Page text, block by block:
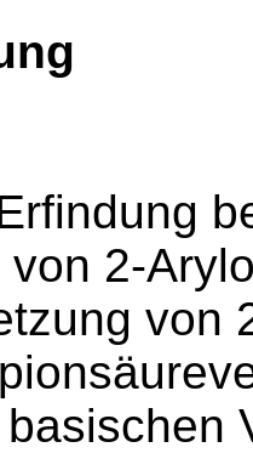
von 2-
von